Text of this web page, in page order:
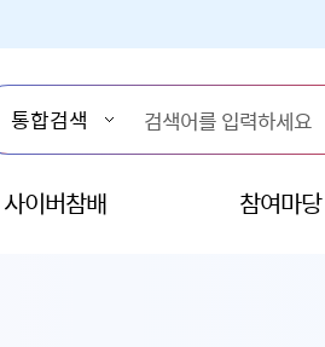
사이버참배 참여마당